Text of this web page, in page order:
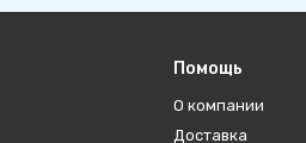
Помощь
О компании
Доставка